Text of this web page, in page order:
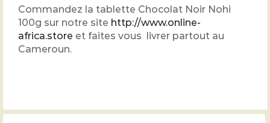
Commandez la tablette Chocolat Noir Nohi
100g sur notre site http://www.online-
africa.store et faites vous livrer partout au
Cameroun.